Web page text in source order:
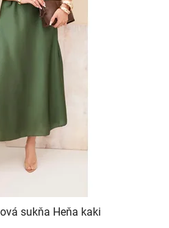
sukňa Heňa kaki